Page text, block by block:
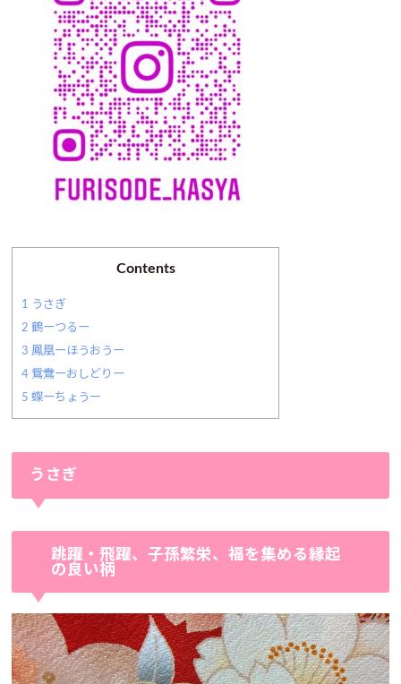
Contents
1 うさぎ
2 鶴ーつるー
3 鳳凰ーほうおうー
4 鴛鴦ーおしどりー
5 蝶ーちょうー
うさぎ
跳躍・飛躍、子孫繁栄、福を集める縁起
の良い柄